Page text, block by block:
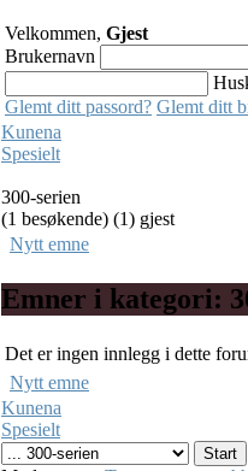
Velkommen, Gjest
Brukernavn
Glemt ditt passord? Glemt ditt
Kunena
Spesielt
300-serien
(1 besøkende) (1) gjest
Nytt emne
Emner i kategori:
Det er ingen innlegg i dette
Nytt emne
Kunena
Spesielt